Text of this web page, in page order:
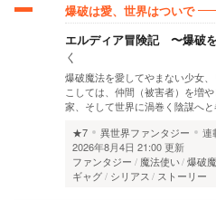
爆破は愛、世界はついで
エルディア冒険記 〜爆破
く
爆破魔法を愛してやまない少女
こしては、仲間（被害者）を増
家、そして世界に渦巻く陰謀へ
★7
異世界ファンタジー 連
2026年8月4日 21:00 更新
ファンタジー
魔法使い 爆破
ギャグ
シリアス ストーリー